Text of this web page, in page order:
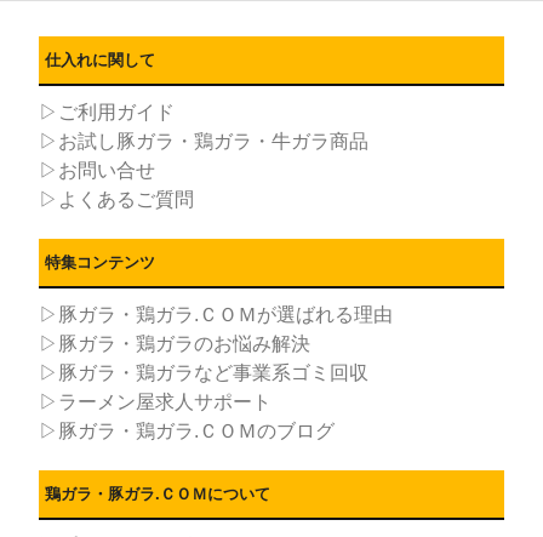
仕入れに関して
▷ご利用ガイド
▷お試し豚ガラ・鶏ガラ・牛ガラ商品
▷お問い合せ
▷よくあるご質問
特集コンテンツ
▷豚ガラ・鶏ガラ.ＣＯＭが選ばれる理由
▷豚ガラ・鶏ガラのお悩み解決
▷豚ガラ・鶏ガラなど事業系ゴミ回収
▷ラーメン屋求人サポート
▷豚ガラ・鶏ガラ.ＣＯＭのブログ
鶏ガラ・豚ガラ.ＣＯＭについて